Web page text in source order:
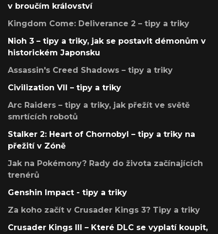
v broučím království
Kingdom Come: Deliverance 2 – tipy a triky
Nioh 3 – tipy a triky, jak se postavit démonům v
historickém Japonsku
Assassin's Creed Shadows – tipy a triky
Civilization VII – tipy a triky
Arc Raiders – tipy a triky, jak přežít ve světě
smrtících robotů
Stalker 2: Heart of Chornobyl – tipy a triky na
přežití v Zóně
Jak na Pokémony? Rady do života začínajících
trenérů
Genshin Impact - tipy a triky
Za koho začít v Crusader Kings 3? Tipy a triky
Crusader Kings III – Které DLC se vyplatí koupit,